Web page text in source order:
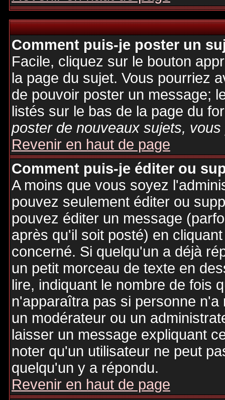
Comment puis-je poster un
Facile, cliquez sur le bouton
la page du sujet. Vous pourriez
de pouvoir poster un message;
listés sur le bas de la page du
poster de nouveaux sujets,
Revenir en haut de page
Comment puis-je éditer ou
A moins que vous soyez
pouvez seulement éditer ou
pouvez éditer un message
après qu'il soit posté) en
concerné. Si quelqu'un a déjà
un petit morceau de texte en
lire, indiquant le nombre de fois
n'apparaîtra pas si personne
un modérateur ou un
laisser un message expliquant
noter qu'un utilisateur ne peut
quelqu'un y a répondu.
Revenir en haut de page